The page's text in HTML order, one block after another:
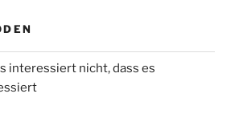
interessiert nicht, dass es